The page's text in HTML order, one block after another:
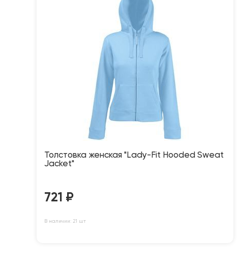
Толстовка женская "Lady-Fit Hooded Sweat
Jacket"
721 ₽
В наличии: 21 шт